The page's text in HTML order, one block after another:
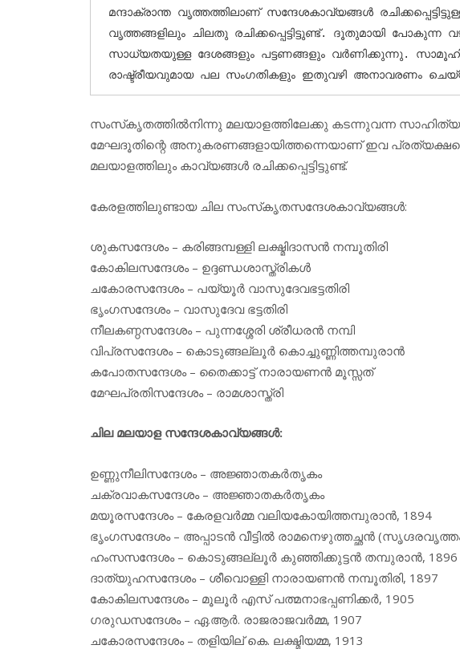
മന്ദാക്രാന്ത വൃത്തത്തിലാണ് സന്ദേശകാവ്യങ്ങള്‍
വൃത്തങ്ങളിലും ചിലതു രചിക്കപ്പെട്ടിട്ടുണ്ട്. ദൂതുമായി പോകുന്ന
സാധ്യതയുള്ള ദേശങ്ങളും പട്ടണങ്ങളും വര്‍ണിക്കുന്നു.
രാഷ്ട്രീയവുമായ പല സംഗതികളും ഇതുവഴി അനാവരണം
സംസ്‌കൃതത്തില്‍നിന്നു മലയാളത്തിലേക്കു കടന്നുവന്ന
മേഘദൂതിന്റെ അനുകരണങ്ങളായിത്തന്നെയാണ് ഇവ
മലയാളത്തിലും കാവ്യങ്ങള്‍ രചിക്കപ്പെട്ടിട്ടുണ്ട്.
കേരളത്തിലുണ്ടായ ചില സംസ്‌കൃതസന്ദേശകാവ്യങ്ങള്‍:
ശുകസന്ദേശം – കരിങ്ങമ്പള്ളി ലക്ഷ്മിദാസൻ നമ്പൂതിരി
കോകിലസന്ദേശം – ഉദ്ദണ്ഡശാസ്ത്രികൾ
ചകോരസന്ദേശം – പയ്യൂർ വാസുദേവഭട്ടതിരി
ഭൃംഗസന്ദേശം – വാസുദേവ ഭട്ടതിരി
നീലകണ്ഠസന്ദേശം – പുന്നശ്ശേരി ശ്രീധരൻ നമ്പി
വിപ്രസന്ദേശം – കൊടുങ്ങല്ലൂർ കൊച്ചുണ്ണിത്തമ്പുരാൻ
കപോതസന്ദേശം – തൈക്കാട്ട് നാരായണൻ മൂസ്സത്
മേഘപ്രതിസന്ദേശം – രാമശാസ്ത്രി
ചില മലയാള സന്ദേശകാവ്യങ്ങൾ:
ഉണ്ണുനീലിസന്ദേശം – അജ്ഞാതകർതൃകം
ചക്രവാകസന്ദേശം – അജ്ഞാതകർതൃകം
മയൂരസന്ദേശം – കേരളവർമ്മ വലിയകോയിത്തമ്പുരാൻ, 1894
ഭൃംഗസന്ദേശം – അപ്പാടൻ വീട്ടിൽ രാമനെഴുത്തച്ഛൻ
ഹംസസന്ദേശം – കൊടുങ്ങല്ലൂർ കുഞ്ഞിക്കുട്ടൻ തമ്പുരാൻ, 1896
ദാത്യുഹസന്ദേശം – ശീവൊള്ളി നാരായണൻ നമ്പൂതിരി, 1897
കോകിലസന്ദേശം – മൂലൂർ എസ് പത്മനാഭപ്പണിക്കർ, 1905
ഗരുഡസന്ദേശം – ഏ.ആർ. രാജരാജവർമ്മ, 1907
ചകോരസന്ദേശം – തളിയില് കെ. ലക്ഷ്മിയമ്മ, 1913